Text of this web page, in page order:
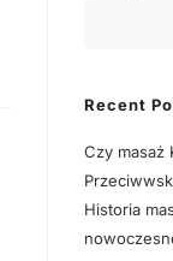
Recent
Czy masaż
Historia